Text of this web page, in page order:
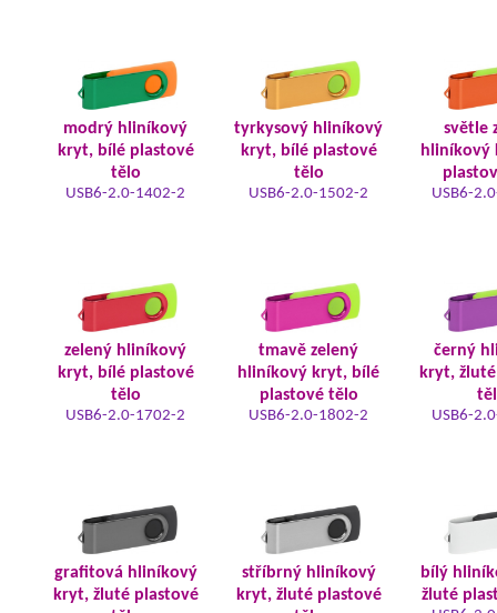
modrý hliníkový
kryt, bílé plastové
tělo
USB6-2.0-1402-2
tyrkysový hliníkový
kryt, bílé plastové
tělo
USB6-2.0-1502-2
světle
hliníkový
USB6-
zelený hliníkový
kryt, bílé plastové
tělo
USB6-2.0-1702-2
tmavě zelený
hliníkový kryt, bílé
plastové tělo
USB6-2.0-1802-2
černý
kryt,
USB6-
grafitová hliníkový
kryt, žluté plastové
stříbrný hliníkový
kryt, žluté plastové
bílý
žluté